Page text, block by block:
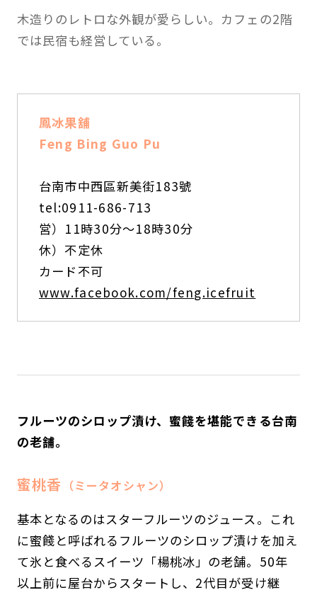
木造りのレトロな外観が愛らしい。カフェの2階
では民宿も経営している。
鳳冰果舖
Feng Bing Guo Pu
台南市中西區新美街183號
tel:0911-686-713
営）11時30分～18時30分
休）不定休
カード不可
www.facebook.com/feng.icefruit
フルーツのシロップ漬け、蜜餞を堪能できる台南
の老舗。
蜜桃香 （ミータオシャン）
基本となるのはスターフルーツのジュース。これ
に蜜餞と呼ばれるフルーツのシロップ漬けを加え
て氷と食べるスイーツ「楊桃冰」の老舗。50年
以上前に屋台からスタートし、2代目が受け継